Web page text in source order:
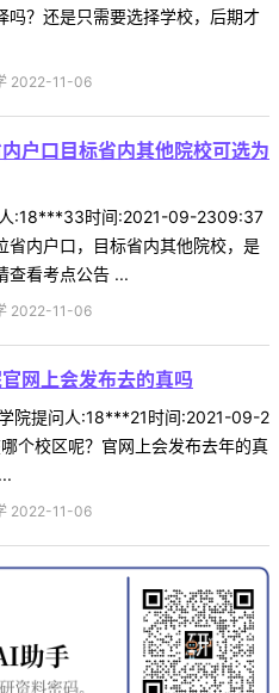
吗？还是只需要选择学校，后期才
2022-11-06
户口目标省内其他院校可选为
:18***33时间:2021-09-2309:37
省内户口，目标省内其他院校，是
查看考点公告 ...
2022-11-06
网上会发布去的真吗
院提问人:18***21时间:2021-09-2
个校区呢？官网上会发布去年的真
2022-11-06